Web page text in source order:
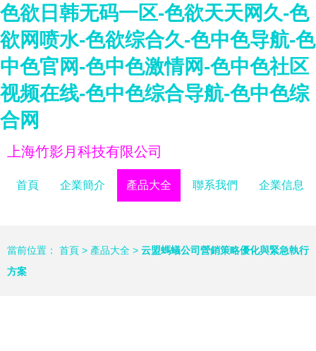
色欲日韩无码一区-色欲天天网久-色
欲网喷水-色欲综合久-色中色导航-色
中色官网-色中色激情网-色中色社区
视频在线-色中色综合导航-色中色综
合网
上海竹影月科技有限公司
首頁 企業簡介 產品大全 聯系我們 企業信息
當前位置： 首頁 > 產品大全 > 云盟螞蟻公司營銷策略優化與緊急執行
方案